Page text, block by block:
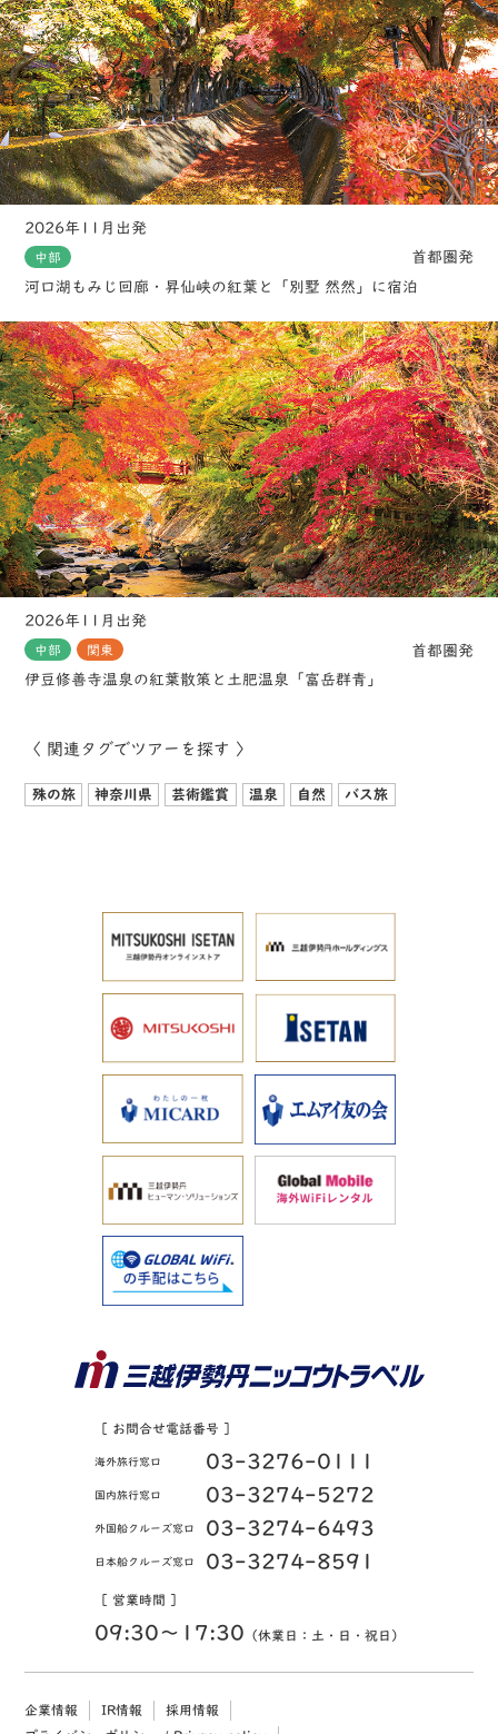
2026年11月出発
中部
首都圏発
河口湖もみじ回廊・昇仙峡の紅葉と「別墅 然然」に宿泊
2026年11月出発
中部 関東
首都圏発
伊豆修善寺温泉の紅葉散策と土肥温泉「富岳群青」
〈 関連タグでツアーを探す 〉
殊の旅 神奈川県 芸術鑑賞 温泉 自然 バス旅
［ お問合せ電話番号 ］
海外旅行窓口 03-3276-0111
国内旅行窓口 03-3274-5272
外国船クルーズ窓口 03-3274-6493
日本船クルーズ窓口 03-3274-8591
［ 営業時間 ］
09:30〜17:30 （休業日：土・日・祝日）
企業情報 IR情報
採用情報